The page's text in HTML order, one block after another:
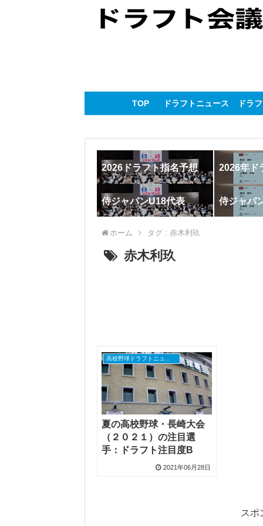
TOP ドラフトニュース ドラ
2026ドラフト指名予想 2026年ド
侍ジャパンU18代表 侍ジャパ
ホーム タグ : 赤木利玖
赤木利玖
夏の高校野球・長崎大会
（２０２１）の注目選
手：ドラフト注目度B
2021年06月28日
スポ